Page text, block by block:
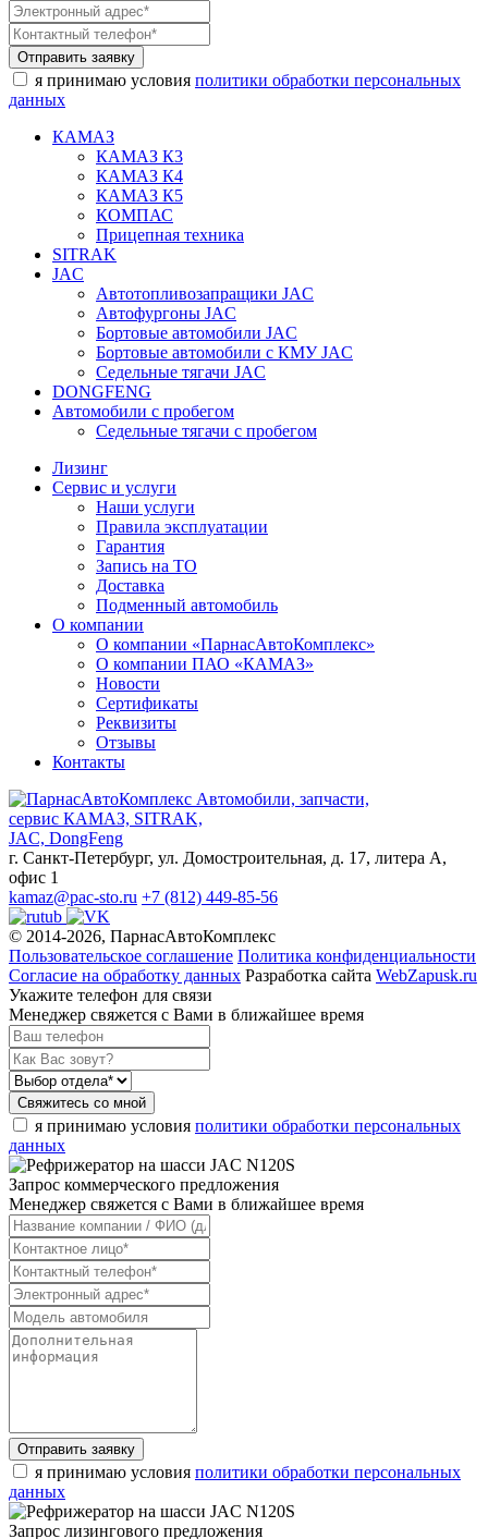
Отправить заявку
я принимаю условия политики обработки персональных
данных
КАМАЗ
КАМАЗ К3
КАМАЗ К4
КАМАЗ К5
КОМПАС
Прицепная техника
SITRAK
JAC
Автотопливозапращики JAC
Автофургоны JAC
Бортовые автомобили JAC
Бортовые автомобили с КМУ JAC
Седельные тягачи JAC
DONGFENG
Автомобили с пробегом
Седельные тягачи с пробегом
Лизинг
Сервис и услуги
Наши услуги
Правила эксплуатации
Гарантия
Запись на ТО
Доставка
Подменный автомобиль
О компании
О компании «ПарнасАвтоКомплекс»
О компании ПАО «КАМАЗ»
Новости
Сертификаты
Реквизиты
Отзывы
Контакты
Автомобили, запчасти,
сервис КАМАЗ, SITRAK,
JAC, DongFeng
г. Санкт-Петербург, ул. Домостроительная, д. 17, литера А,
офис 1
kamaz@pac-sto.ru +7 (812) 449-85-56
© 2014-2026, ПарнасАвтоКомплекс
Пользовательское соглашение Политика конфиденциальности
Согласие на обработку данных Разработка сайта WebZapusk.ru
Укажите телефон для связи
Менеджер свяжется с Вами в ближайшее время
Свяжитесь со мной
я принимаю условия политики обработки персональных
данных
Запрос коммерческого предложения
Менеджер свяжется с Вами в ближайшее время
Отправить заявку
я принимаю условия политики обработки персональных
данных
Запрос лизингового предложения